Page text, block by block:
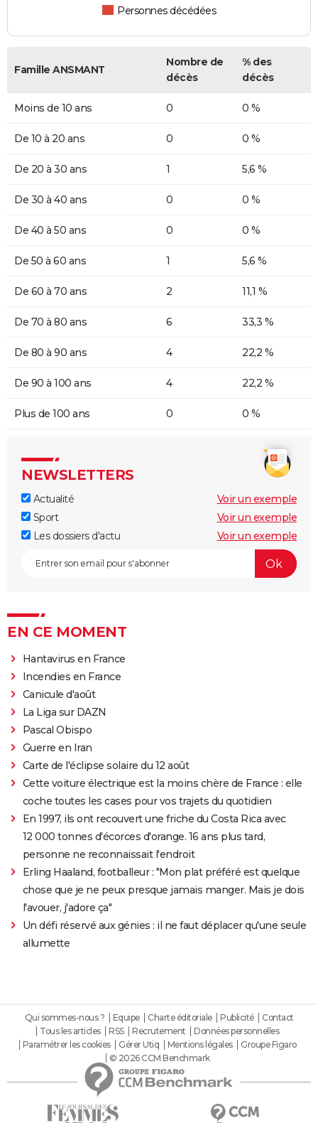
Personnes décédées
Famille ANSMANT
Nombre de
décès
% des
décès
Moins de 10 ans 0 0 %
De 10 à 20 ans 0 0 %
De 20 à 30 ans 1 5,6 %
De 30 à 40 ans 0 0 %
De 40 à 50 ans 0 0 %
De 50 à 60 ans 1 5,6 %
De 60 à 70 ans 2 11,1 %
De 70 à 80 ans 6 33,3 %
De 80 à 90 ans 4 22,2 %
De 90 à 100 ans 4 22,2 %
Plus de 100 ans 0 0 %
NEWSLETTERS
Actualité
Voir un exemple
Sport
Voir un exemple
Les dossiers d'actu
Voir un exemple
EN CE MOMENT
Hantavirus en France
Incendies en France
Canicule d'août
La Liga sur DAZN
Pascal Obispo
Guerre en Iran
Carte de l'éclipse solaire du 12 août
Cette voiture électrique est la moins chère de France : elle
coche toutes les cases pour vos trajets du quotidien
En 1997, ils ont recouvert une friche du Costa Rica avec
12 000 tonnes d'écorces d'orange. 16 ans plus tard,
personne ne reconnaissait l'endroit
Erling Haaland, footballeur : "Mon plat préféré est quelque
chose que je ne peux presque jamais manger. Mais je dois
l'avouer, j'adore ça"
Un défi réservé aux génies : il ne faut déplacer qu'une seule
allumette
Qui sommes-nous ? Equipe Charte éditoriale Publicité
Contact
Tous les articles
RSS Recrutement
Données personnelles
Paramétrer les cookies
Gérer Utiq Mentions légales
Groupe Figaro
© 2026 CCM Benchmark